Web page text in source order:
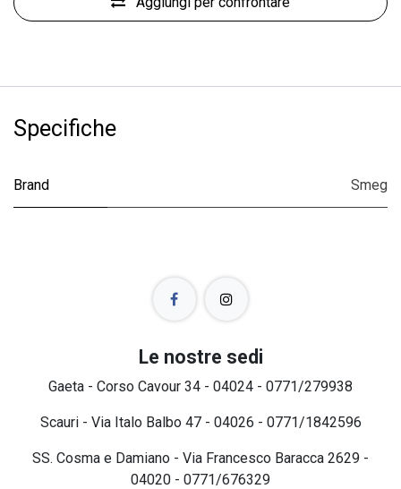
Specifiche
Brand Smeg
Le nostre sedi
Gaeta - Corso Cavour 34 - 04024 - 0771/279938
Scauri - Via Italo Balbo 47 - 04026 - 0771/1842596
SS. Cosma e Damiano - Via Francesco Baracca 2629 -
04020 - 0771/676329